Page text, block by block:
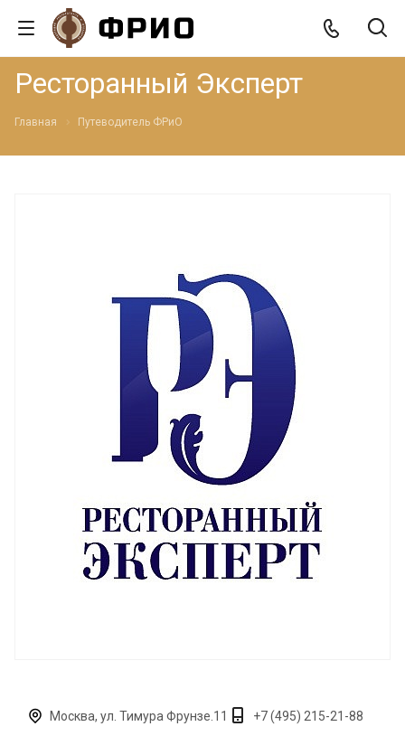
Ресторанный Эксперт
Главная Путеводитель ФРиО
Москва, ул. Тимура Фрунзе.11 +7 (495) 215-21-88